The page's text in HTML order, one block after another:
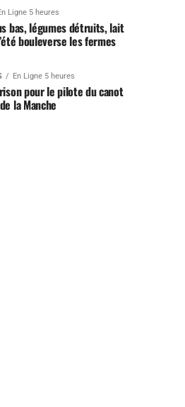
Ligne 5 heures
bas, légumes détruits, lait
bouleverse les fermes
En Ligne 5 heures
pour le pilote du canot
la Manche